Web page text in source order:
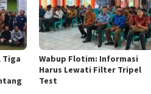
Tiga
Wabup Flotim: Informasi
Harus Lewati Filter Tripel
Test